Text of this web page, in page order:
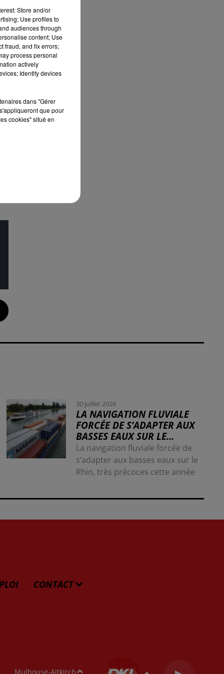
30 juillet 2026
LA NAVIGATION FLUVIALE
FORCÉE DE S’ADAPTER AUX
BASSES EAUX SUR LE...
La navigation fluviale forcée de
s’adapter aux basses eaux sur le
Rhin, très précoces cette année
CONTACT
Mulhouse-Altkirch
Store and/or
Use profiles to
audiences through
content; Use
fraud, and fix errors;
process personal
actively
Identify devices
dans "Gérer
que pour
cookies" situé en